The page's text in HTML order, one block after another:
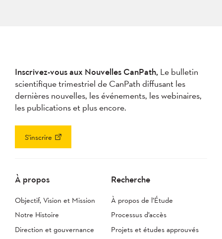
Inscrivez-vous aux Nouvelles CanPath, Le bulletin
scientifique trimestriel de CanPath diffusant les
dernières nouvelles, les événements, les webinaires,
les publications et plus encore.
S’inscrire
À propos
Objectif, Vision et Mission
Notre Histoire
Direction et gouvernance
Recherche
À propos de l’Étude
Processus d’accès
Projets et études approuvés